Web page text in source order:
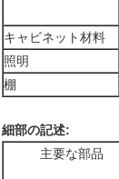
キャビネット材料
照明
棚
細部の記述:
主要な部品